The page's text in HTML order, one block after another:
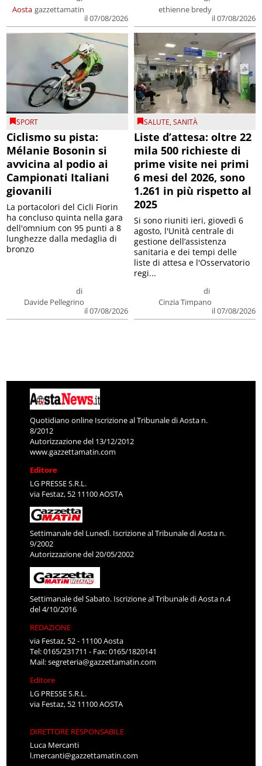
Aosta gazzettamatin
il 07/08/2026
ethienne bredy
il 07/08/2026
SPORT
Ciclismo su pista:
Mélanie Bosonin si
avvicina al podio ai
Campionati Italiani
giovanili
di
Davide Pellegrino
il 07/08/2026
La portacolori del Cicli Fiorin
ha concluso quinta nella gara
dell'omnium con 95 punti a 8
lunghezze dalla medaglia di
bronzo
SALUTE,SANITÀ
Liste d’attesa: oltre 22
mila 500 richieste di
prime visite nei primi
6 mesi del 2026, sono
1.261 in più rispetto al
2025
di
Cinzia Timpano
il 07/08/2026
Si sono riuniti ieri, giovedì 6
agosto, l'Unità centrale di
gestione dell’assistenza
sanitaria e dei tempi delle
liste di attesa e l'Osservatorio
regi...
Quotidiano online Iscrizione al Tribunale di Aosta n.
8/2012
Autorizzazione del 13/12/2012
www.gazzettamatin.com
Editore
LG PRESSE S.R.L.
via Festaz, 52 11100 AOSTA
Settimanale del Lunedì. Iscrizione al Tribunale di Aosta n.
9/2002
Autorizzazione del 20/05/2002
Settimanale del Sabato. Iscrizione al Tribunale di Aosta n.4
del 4/10/2016
REDAZIONE
via Festaz, 52 - 11100 Aosta
Tel: 0165/231711 - Fax: 0165/1820141
Mail:segreteria@gazzettamatin.com
Editore
LG PRESSE S.R.L.
via Festaz, 52 11100 AOSTA
DIRETTORE RESPONSABILE
Luca Mercanti
l.mercanti@gazzettamatin.com